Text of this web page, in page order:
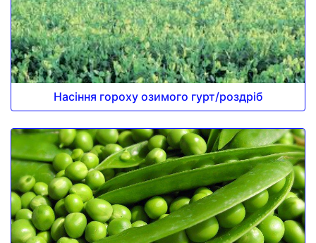
Насіння гороху озимого гурт/роздріб